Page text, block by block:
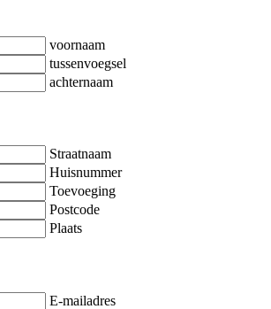
voornaam
tussenvoegsel
achternaam
Straatnaam
Huisnummer
Toevoeging
Postcode
Plaats
E-mailadres